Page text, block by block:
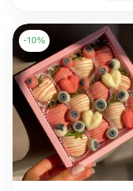
-10%